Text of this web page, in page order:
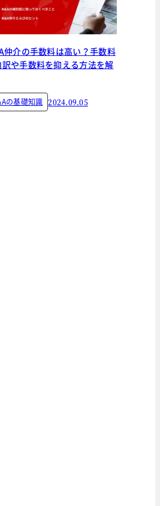
仲介の手数料は高い？手数料
訳や手数料を抑える方法を解
の基礎知識 2024.09.05